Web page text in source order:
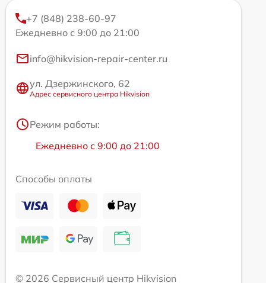
+7 (848) 238-60-97
Ежедневно с 9:00 до 21:00
info@hikvision-repair-center.ru
ул. Дзержинского, 62
Адрес сервисного центра Hikvision
Режим работы:
Ежедневно с 9:00 до 21:00
Способы оплаты
© 2026 Сервисный центр Hikvision